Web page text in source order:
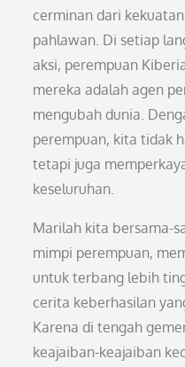
cerminan dari
pahlawan. Di setiap
aksi, perempuan
mereka adalah agen
mengubah dunia.
perempuan, kita tidak
tetapi juga
keseluruhan.
Marilah kita bersama-
mimpi perempuan,
untuk terbang lebih
cerita keberhasilan
Karena di tengah
keajaiban-keajaiban